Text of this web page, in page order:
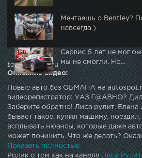
Мечтаешь о Bentley?
навсегда )
Сервис 5 лет не мог
мы не смогли. Но…
topautotube.ru
Описание видео:
Новые авто без ОБМАНА на
видеорегистратор: УАЗ Г@АВНО?
Заберите обратно! Лиса рулит. Елена
бывает такое, купил машину,
всплывать нюансы, которые даже
может починить. Что же делать?
машину можно вернуть, если есть
повторяющиеся недостатки
Показать полностью
Ролик о том как на канелеЛиса Рулит